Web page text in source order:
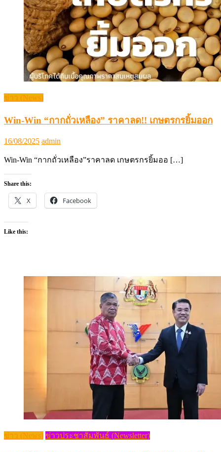
ข่าว (News)
Win-Win “กากถั่วเหลือง” ราคาลด!! เกษตรกรยิ้มออก
Posted
16/08/2025 Author
admin
Win-Win “กากถั่วเหลือง”ราคาลด เกษตรกรยิ้มออ […]
Share this:
X Facebook
Like this:
ข่าว (News) ข่าวประชาสัมพันธ์ (Newsletter)